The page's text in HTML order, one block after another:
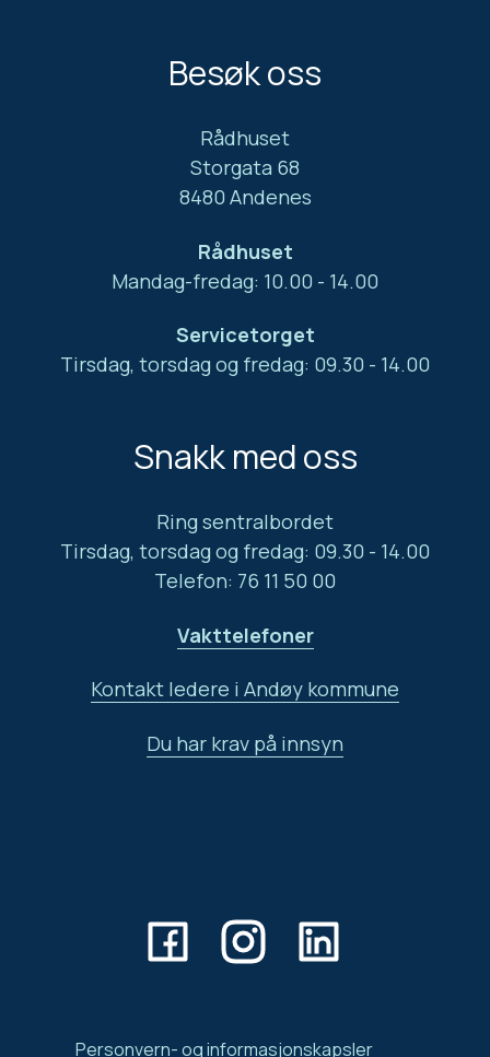
Besøk oss
Rådhuset
Storgata 68
8480 Andenes
Rådhuset
Mandag-fredag: 10.00 - 14.00
Servicetorget
Tirsdag, torsdag og fredag: 09.30 - 14.00
Snakk med oss
Ring sentralbordet
Tirsdag, torsdag og fredag: 09.30 - 14.00
Telefon: 76 11 50 00
Vakttelefoner
Kontakt ledere i Andøy kommune
Du har krav på innsyn
Personvern- og informasjonskapsler